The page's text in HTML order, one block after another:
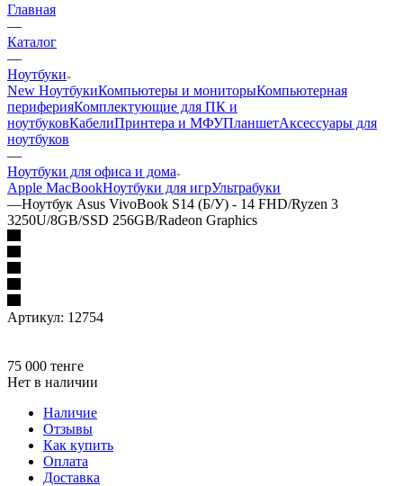
Главная
—
Каталог
—
Ноутбуки
New НоутбукиКомпьютеры и мониторыКомпьютерная
периферияКомплектующие для ПК и
ноутбуковКабелиПринтера и МФУПланшетАксессуары для
ноутбуков
—
Ноутбуки для офиса и дома
Apple MacBookНоутбуки для игрУльтрабуки
—Ноутбук Asus VivoBook S14 (Б/У) - 14 FHD/Ryzen 3
3250U/8GB/SSD 256GB/Radeon Graphics
Артикул: 12754
75 000 тенге
Нет в наличии
Наличие
Отзывы
Как купить
Оплата
Доставка